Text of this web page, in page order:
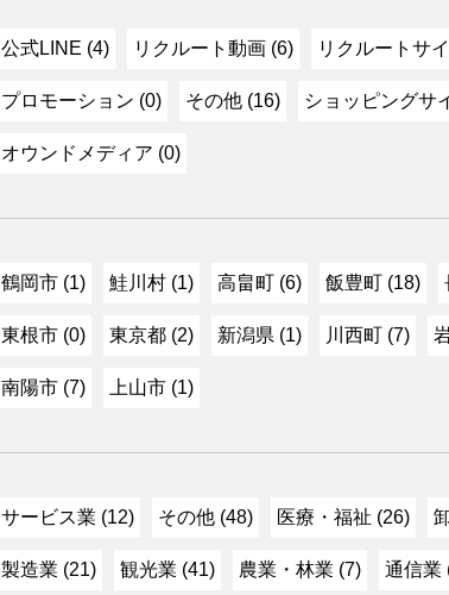
公式LINE (4) リクルート動画 (6) リクルートサ
プロモーション (0) その他 (16) ショッピングサ
オウンドメディア (0)
鶴岡市 (1) 鮭川村 (1) 高畠町 (6) 飯豊町 (18)
東根市 (0) 東京都 (2) 新潟県 (1) 川西町 (7)
南陽市 (7) 上山市 (1)
サービス業 (12) その他 (48) 医療・福祉 (26)
製造業 (21) 観光業 (41) 農業・林業 (7) 通信業